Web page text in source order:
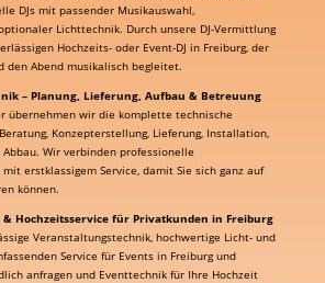
DJs mit passender Musikauswahl,
Lichttechnik. Durch unsere DJ-Vermittlung
Hochzeits- oder Event-DJ in Freiburg, der
den Abend musikalisch begleitet.
– Planung, Lieferung, Aufbau & Betreuung
übernehmen wir die komplette technische
Konzepterstellung, Lieferung, Installation,
Wir verbinden professionelle
erstklassigem Service, damit Sie sich ganz auf
können.
& Hochzeitsservice für Privatkunden in Freiburg
Veranstaltungstechnik, hochwertige Licht- und
Service für Events in Freiburg und
anfragen und Eventtechnik für Ihre Hochzeit